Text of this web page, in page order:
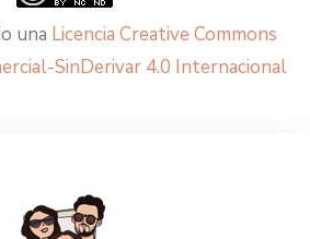
una Licencia Creative Commons
SinDerivar 4.0 Internacional